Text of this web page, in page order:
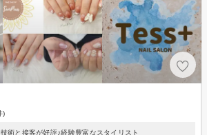
)
術と接客が好評♪経験豊富なスタイリスト